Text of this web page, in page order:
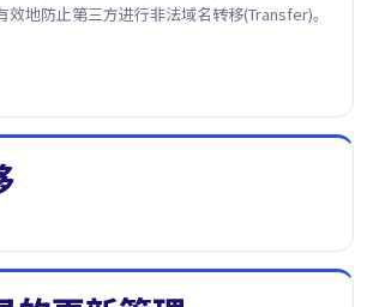
效地防止第三方进行非法域名转移(Transfer)。